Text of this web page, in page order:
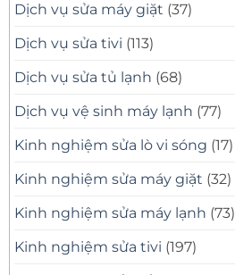
Dịch vụ sửa máy giặt (37)
Dịch vụ sửa tivi (113)
Dịch vụ sửa tủ lạnh (68)
Dịch vụ vệ sinh máy lạnh (77)
Kinh nghiệm sửa lò vi sóng (17)
Kinh nghiệm sửa máy giặt (32)
Kinh nghiệm sửa máy lạnh (73)
Kinh nghiệm sửa tivi (197)